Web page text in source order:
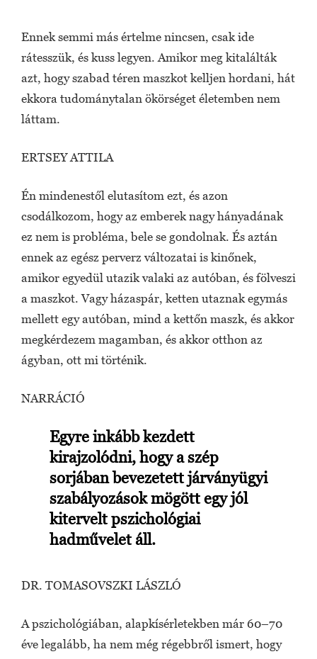
Ennek semmi más értelme nincsen, csak ide
rátesszük, és kuss legyen. Amikor meg kitalálták
azt, hogy szabad téren maszkot kelljen hordani, hát
ekkora tudománytalan ökörséget életemben nem
láttam.
ERTSEY ATTILA
Én mindenestől elutasítom ezt, és azon
csodálkozom, hogy az emberek nagy hányadának
ez nem is probléma, bele se gondolnak. És aztán
ennek az egész perverz változatai is kinőnek,
amikor egyedül utazik valaki az autóban, és fölveszi
a maszkot. Vagy házaspár, ketten utaznak egymás
mellett egy autóban, mind a kettőn maszk, és akkor
megkérdezem magamban, és akkor otthon az
ágyban, ott mi történik.
NARRÁCIÓ
Egyre inkább kezdett
kirajzolódni, hogy a szép
sorjában bevezetett járványügyi
szabályozások mögött egy jól
kitervelt pszichológiai
hadművelet áll.
DR. TOMASOVSZKI LÁSZLÓ
A pszichológiában, alapkísérletekben már 60–70
éve legalább, ha nem még régebbről ismert, hogy